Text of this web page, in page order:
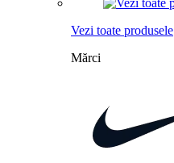
Vezi toate produsele
Mărci